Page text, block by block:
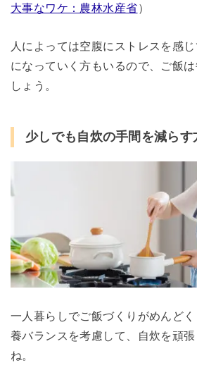
大事なワケ：農林水産省）
人によっては空腹にストレスを感
になっていく方もいるので、ご飯
しょう。
少しでも自炊の手間を減らす
一人暮らしでご飯づくりがめんど
養バランスを考慮して、自炊を頑
ね。